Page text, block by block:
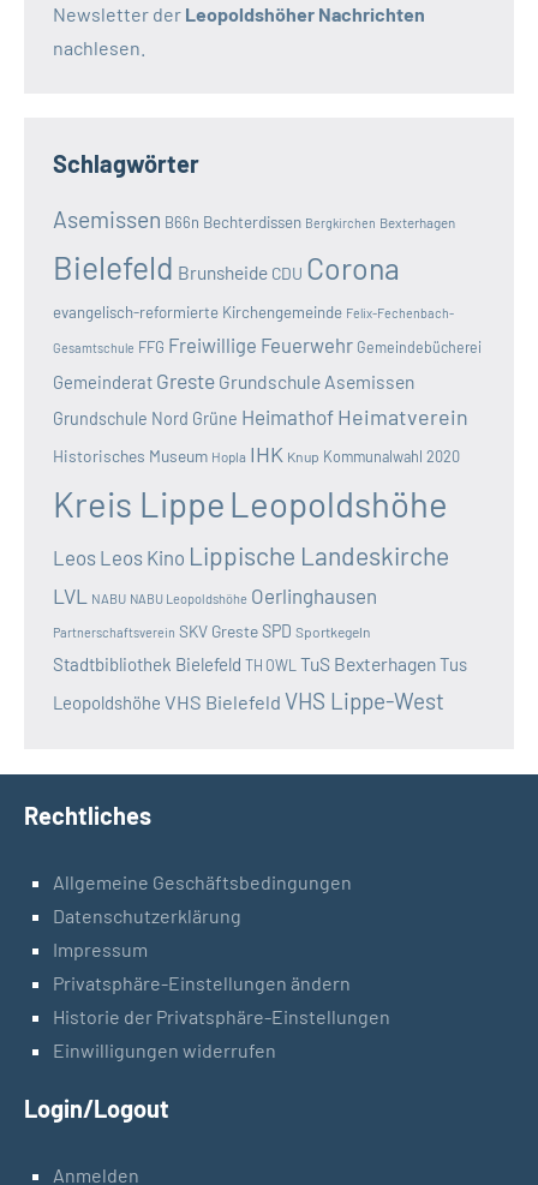
Newsletter der Leopoldshöher Nachrichten
nachlesen.
Schlagwörter
Asemissen B66n Bechterdissen Bergkirchen Bexterhagen
Bielefeld Brunsheide CDU Corona
evangelisch-reformierte Kirchengemeinde Felix-Fechenbach-
Gesamtschule FFG Freiwillige Feuerwehr Gemeindebücherei
Gemeinderat Greste Grundschule Asemissen
Grundschule Nord Grüne Heimathof Heimatverein
Historisches Museum Hopla IHK Knup Kommunalwahl 2020
Kreis Lippe Leopoldshöhe
Leos Leos Kino Lippische Landeskirche
LVL NABU NABU Leopoldshöhe Oerlinghausen
Partnerschaftsverein SKV GresteSPD Sportkegeln
Stadtbibliothek Bielefeld TH OWL TuS BexterhagenTus
Leopoldshöhe VHS Bielefeld VHS Lippe-West
Rechtliches
Allgemeine Geschäftsbedingungen
Datenschutzerklärung
Impressum
Privatsphäre-Einstellungen ändern
Historie der Privatsphäre-Einstellungen
Einwilligungen widerrufen
Login/Logout
Anmelden